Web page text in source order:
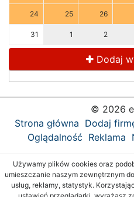
24 25 26
31 1 2
Dodaj
© 2026
Strona główna Dodaj
Oglądalność Reklama
Używamy plików cookies oraz
umieszczanie naszym zewnętrznym
usług, reklamy, statystyk.